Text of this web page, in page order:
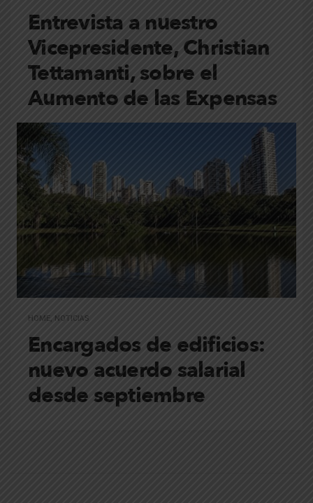
Entrevista a nuestro
Vicepresidente, Christian
Tettamanti, sobre el
Aumento de las Expensas
HOME, NOTICIAS
Encargados de edificios:
nuevo acuerdo salarial
desde septiembre